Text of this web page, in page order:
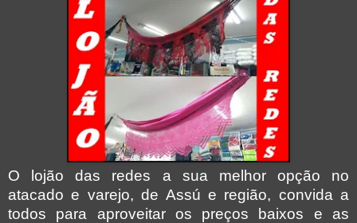
O lojão das redes a sua melhor opção no
atacado e varejo, de Assú e região, convida a
todos para aproveitar os preços baixos e as